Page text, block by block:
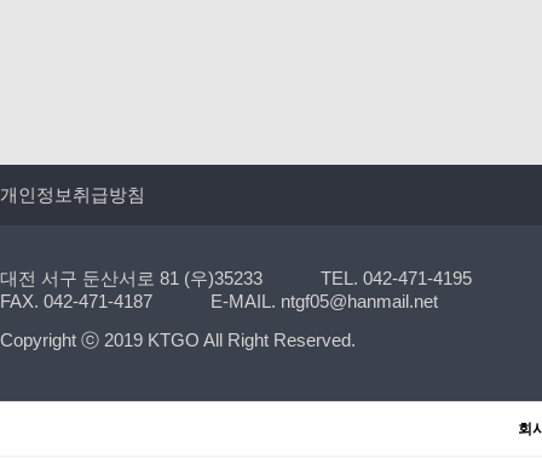
개인정보취급방침
대전 서구 둔산서로 81 (우)35233
TEL. 042-471-4195
FAX. 042-471-4187
E-MAIL. ntgf05@hanmail.net
Copyright ⓒ 2019 KTGO All Right Reserved.
회